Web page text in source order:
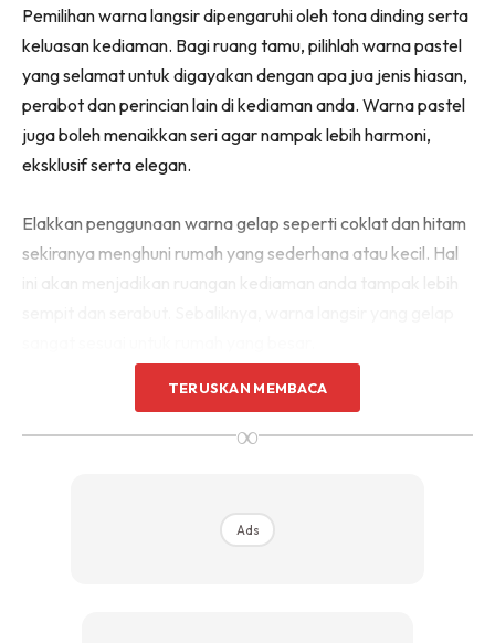
Hub Ideaktiv
Sentuhan Midas penuh kemewahan dan elegant
Rahsia dari IMPIANA, download sekarang di
Pemilihan warna langsir dipengaruhi oleh tona dinding serta
keluasan kediaman. Bagi ruang tamu, pilihlah warna pastel
yang selamat untuk digayakan dengan apa jua jenis hiasan,
perabot dan perincian lain di kediaman anda. Warna pastel
juga boleh menaikkan seri agar nampak lebih harmoni,
eksklusif serta elegan.
Elakkan penggunaan warna gelap seperti coklat dan hitam
sekiranya menghuni rumah yang sederhana atau kecil. Hal
TERUSKAN MEMBACA
∞
Ads